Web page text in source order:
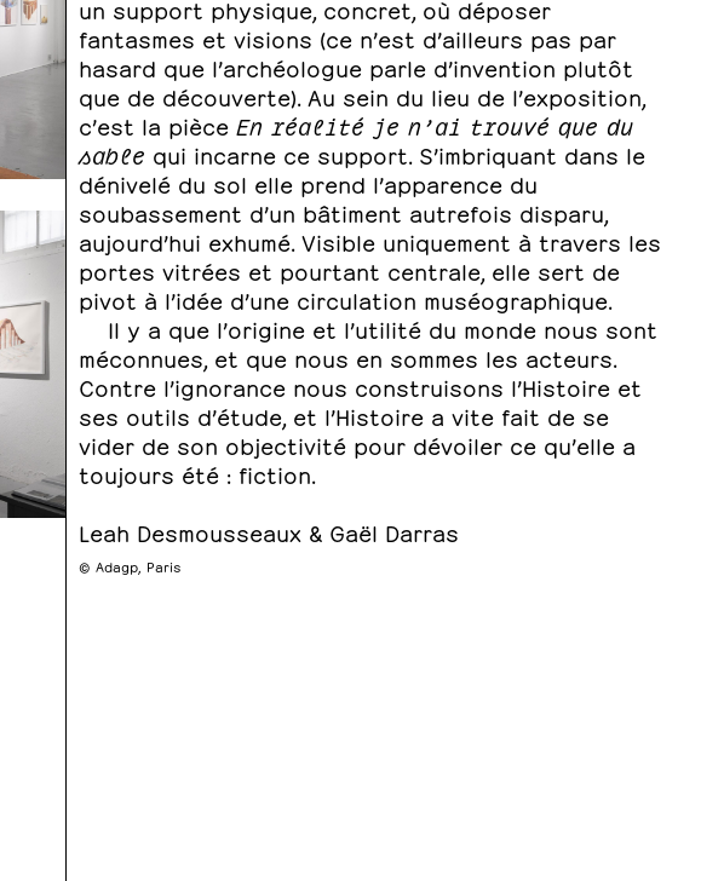
un support physique, concret, où déposer
fantasmes et visions (ce n’est d’ailleurs pas par
hasard que l’archéologue parle d’invention plutôt
que de découverte). Au sein du lieu de l’exposition,
c’est la pièce En réalité je n’ai trouvé que du
sable qui incarne ce support. S’imbriquant dans le
dénivelé du sol elle prend l’apparence du
soubassement d’un bâtiment autrefois disparu,
aujourd’hui exhumé. Visible uniquement à travers les
portes vitrées et pourtant centrale, elle sert de
pivot à l’idée d’une circulation muséographique.
Il y a que l’origine et l’utilité du monde nous sont
méconnues, et que nous en sommes les acteurs.
Contre l’ignorance nous construisons l’Histoire et
ses outils d’étude, et l’Histoire a vite fait de se
vider de son objectivité pour dévoiler ce qu’elle a
toujours été : fiction.
Leah Desmousseaux & Gaël Darras
© Adagp, Paris